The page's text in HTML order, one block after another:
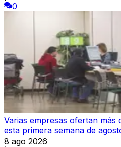
0
Varias empresas ofertan más
esta primera semana de
8 ago 2026